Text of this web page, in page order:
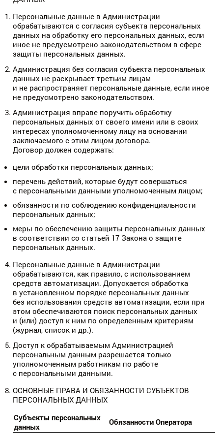
Персональные данные в Администрации
обрабатываются с согласия субъекта персональных
данных на обработку его персональных данных, если
иное не предусмотрено законодательством в сфере
защиты персональных данных.
Администрация без согласия субъекта персональных
данных не раскрывает третьим лицам
и не распространяет персональные данные, если иное
не предусмотрено законодательством.
Администрация вправе поручить обработку
персональных данных от своего имени или в своих
интересах уполномоченному лицу на основании
заключаемого с этим лицом договора.
Договор должен содержать:
цели обработки персональных данных;
перечень действий, которые будут совершаться
с персональными данными уполномоченным лицом;
обязанности по соблюдению конфиденциальности
персональных данных;
меры по обеспечению защиты персональных данных
в соответствии со статьей 17 Закона о защите
персональных данных.
Персональные данные в Администрации
обрабатываются, как правило, с использованием
средств автоматизации. Допускается обработка
в установленном порядке персональных данных
без использования средств автоматизации, если при
этом обеспечиваются поиск персональных данных
и (или) доступ к ним по определенным критериям
(журнал, список и др.).
Доступ к обрабатываемым Администрацией
персональным данным разрешается только
уполномоченным работникам по работе
с персональными данными.
ОСНОВНЫЕ ПРАВА И ОБЯЗАННОСТИ СУБЪЕКТОВ
ПЕРСОНАЛЬНЫХ ДАННЫХ
Субъекты персональных
данных
Обязанности Оператора